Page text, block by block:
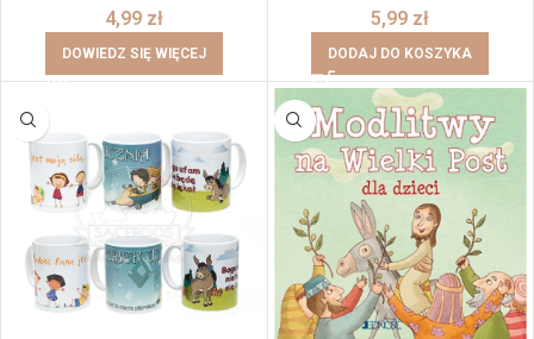
4,99 zł
DOWIEDZ SIĘ WIĘCEJ
5,99 zł
DODAJ DO KOSZYKA